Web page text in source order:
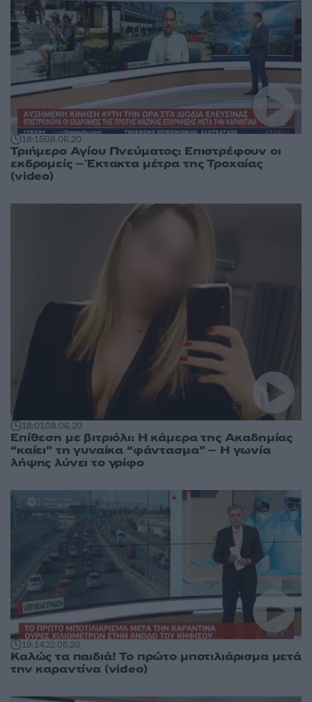
18:1508.06.20
Τριήμερο Αγίου Πνεύματος: Επιστρέφουν οι
εκδρομείς – Έκτακτα μέτρα της Τροχαίας
(video)
18:0108.06.20
Επίθεση με βιτριόλι: Η κάμερα της Ακαδημίας
“καίει” τη γυναίκα “φάντασμα” – Η γωνία
λήψης λύνει το γρίφο
19:1422.05.20
Καλώς τα παιδιά! Το πρώτο μποτιλιάρισμα μετά
την καραντίνα (video)